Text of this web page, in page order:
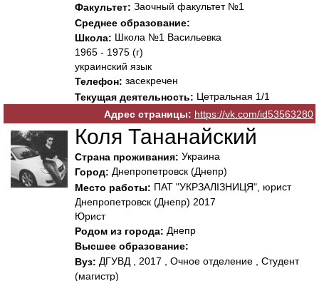
Факультет: Заочный факультет №1
Среднее образование:
Школа: Школа №1 Васильевка
1965 - 1975 (г)
украинский язык
Телефон: засекречен
Текущая деятельность: Цетральная 1/1
Адрес страницы: https://vk.com/id53563280
Коля Тананайский
Страна проживания: Украина
Город: Днепропетровск (Днепр)
Место работы: ПАТ "УКРЗАЛІЗНИЦЯ", юрист
Днепропетровск (Днепр) 2017
Юрист
Родом из города: Днепр
Высшее образование:
Вуз: ДГУВД , 2017 , Очное отделение , Студент
(магистр)